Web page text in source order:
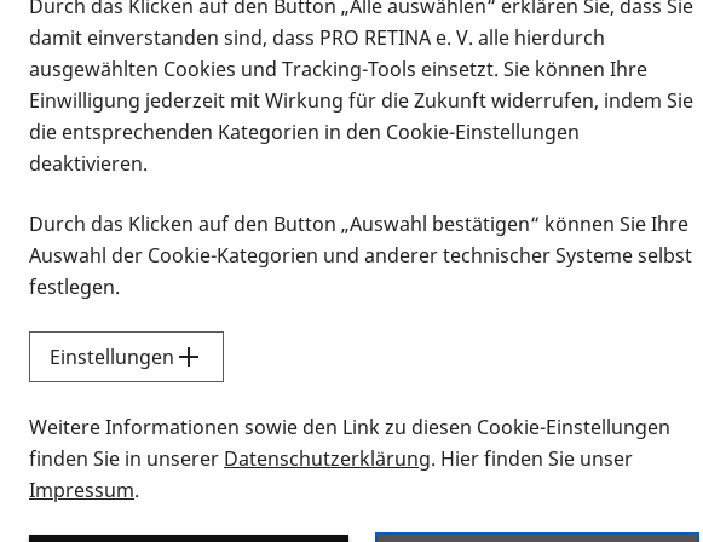
Infomaterial
Infomaterial
Vorlesen
Alle Infomaterialien in
Sie möchten wissen, wie Sie nach Infonmaterial
Durch das Klicken auf den Button „Alle auswählen“ erklären Sie, dass Sie
damit einverstanden sind, dass PRO RETINA e. V. alle hierdurch
ausgewählten Cookies und Tracking-Tools einsetzt. Sie können Ihre
Einwilligung jederzeit mit Wirkung für die Zukunft widerrufen, indem Sie
die entsprechenden Kategorien in den Cookie-Einstellungen
deaktivieren.
Durch das Klicken auf den Button „Auswahl bestätigen“ können Sie Ihre
Auswahl der Cookie-Kategorien und anderer technischer Systeme selbst
festlegen.
Einstellungen
Weitere Informationen sowie den Link zu diesen Cookie-Einstellungen
finden Sie in unserer Datenschutzerklärung. Hier finden Sie unser
Impressum.